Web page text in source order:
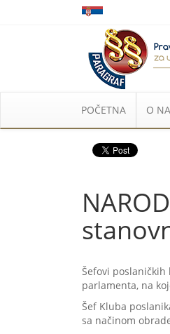
POČETNA O
Šefovi
parlamenta, na
Šef Kluba
sa načinom